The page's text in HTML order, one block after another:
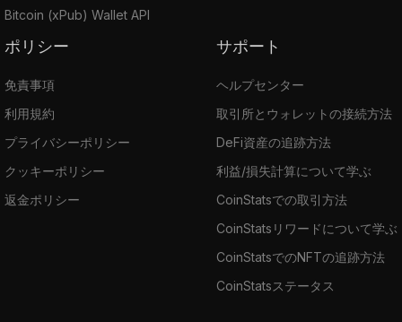
Bitcoin (xPub) Wallet API
ポリシー
免責事項
利用規約
プライバシーポリシー
クッキーポリシー
返金ポリシー
サポート
ヘルプセンター
取引所とウォレットの接続方法
DeFi資産の追跡方法
利益/損失計算について学ぶ
CoinStatsでの取引方法
CoinStatsリワードについて学ぶ
CoinStatsでのNFTの追跡方法
CoinStatsステータス